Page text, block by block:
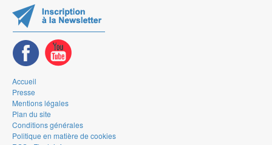
Accueil
Presse
Mentions légales
Plan du site
Conditions générales
Politique en matière de cookies